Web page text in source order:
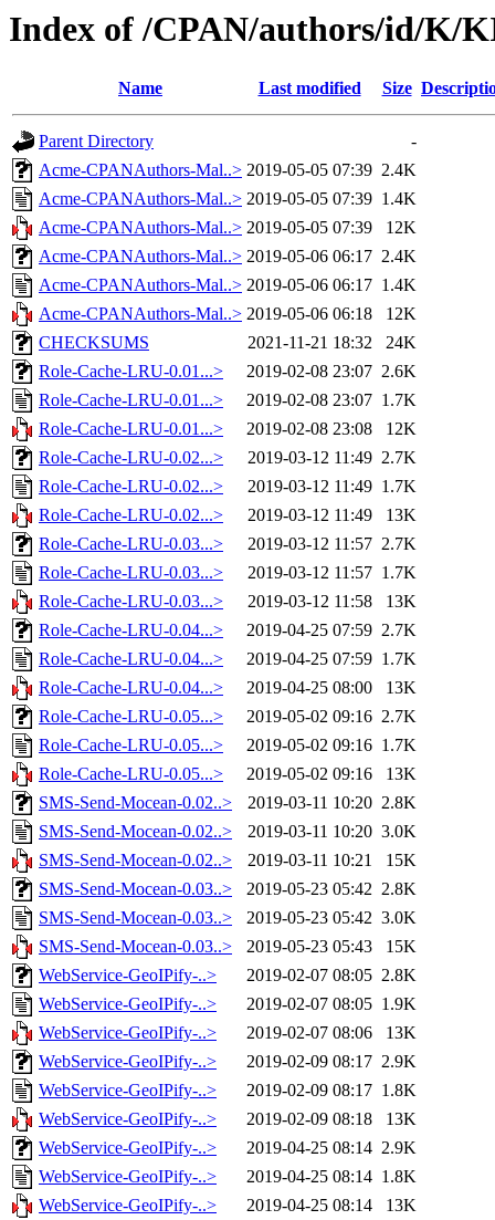
Index of /CPAN/authors/id/K/
Name Last modified Size
Parent Directory
-
Acme-CPANAuthors-Mal..> 2019-05-05 07:39 2.4K
Acme-CPANAuthors-Mal..> 2019-05-05 07:39 1.4K
Acme-CPANAuthors-Mal..> 2019-05-05 07:39
12K
Acme-CPANAuthors-Mal..> 2019-05-06 06:17 2.4K
Acme-CPANAuthors-Mal..> 2019-05-06 06:17 1.4K
Acme-CPANAuthors-Mal..> 2019-05-06 06:18
12K
CHECKSUMS
2021-11-21 18:32
24K
Role-Cache-LRU-0.01...>
2019-02-08 23:07 2.6K
Role-Cache-LRU-0.01...>
2019-02-08 23:07 1.7K
Role-Cache-LRU-0.01...>
2019-02-08 23:08
12K
Role-Cache-LRU-0.02...>
2019-03-12 11:49 2.7K
Role-Cache-LRU-0.02...>
2019-03-12 11:49 1.7K
Role-Cache-LRU-0.02...>
2019-03-12 11:49
13K
Role-Cache-LRU-0.03...>
2019-03-12 11:57 2.7K
Role-Cache-LRU-0.03...>
2019-03-12 11:57 1.7K
Role-Cache-LRU-0.03...>
2019-03-12 11:58
13K
Role-Cache-LRU-0.04...>
2019-04-25 07:59 2.7K
Role-Cache-LRU-0.04...>
2019-04-25 07:59 1.7K
Role-Cache-LRU-0.04...>
2019-04-25 08:00
13K
Role-Cache-LRU-0.05...>
2019-05-02 09:16 2.7K
Role-Cache-LRU-0.05...>
2019-05-02 09:16 1.7K
Role-Cache-LRU-0.05...>
2019-05-02 09:16
13K
SMS-Send-Mocean-0.02..>
2019-03-11 10:20 2.8K
SMS-Send-Mocean-0.02..>
2019-03-11 10:20 3.0K
SMS-Send-Mocean-0.02..>
2019-03-11 10:21
15K
SMS-Send-Mocean-0.03..>
2019-05-23 05:42 2.8K
SMS-Send-Mocean-0.03..>
2019-05-23 05:42 3.0K
SMS-Send-Mocean-0.03..>
2019-05-23 05:43
15K
WebService-GeoIPify-..>
2019-02-07 08:05 2.8K
WebService-GeoIPify-..>
2019-02-07 08:05 1.9K
WebService-GeoIPify-..>
2019-02-07 08:06
13K
WebService-GeoIPify-..>
2019-02-09 08:17 2.9K
WebService-GeoIPify-..>
2019-02-09 08:17 1.8K
WebService-GeoIPify-..>
2019-02-09 08:18
13K
WebService-GeoIPify-..>
2019-04-25 08:14 2.9K
WebService-GeoIPify-..>
2019-04-25 08:14 1.8K
WebService-GeoIPify-..>
2019-04-25 08:14
13K